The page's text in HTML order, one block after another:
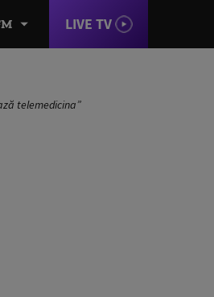
LIVE TV
telemedicina”